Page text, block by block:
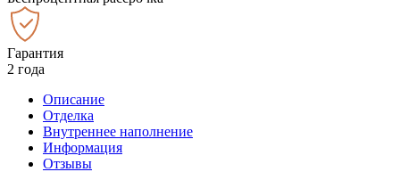
Гарантия
2 года
Описание
Отделка
Внутреннее наполнение
Информация
Отзывы